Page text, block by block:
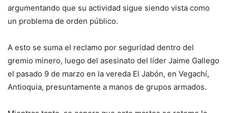
argumentando que su actividad sigue siendo vista como
un problema de orden público.
A esto se suma el reclamo por seguridad dentro del
gremio minero, luego del asesinato del líder Jaime Gallego
el pasado 9 de marzo en la vereda El Jabón, en Vegachí,
Antioquia, presuntamente a manos de grupos armados.